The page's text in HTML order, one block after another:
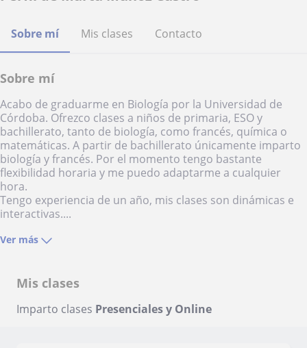
Sobre mí Mis clases Contacto
Sobre mí
Acabo de graduarme en Biología por la Universidad de
Córdoba. Ofrezco clases a niños de primaria, ESO y
bachillerato, tanto de biología, como francés, química o
matemáticas. A partir de bachillerato únicamente imparto
biología y francés. Por el momento tengo bastante
flexibilidad horaria y me puedo adaptarme a cualquier
hora.
Tengo experiencia de un año, mis clases son dinámicas e
interactivas....
Ver más
Mis clases
Imparto clases Presenciales y Online